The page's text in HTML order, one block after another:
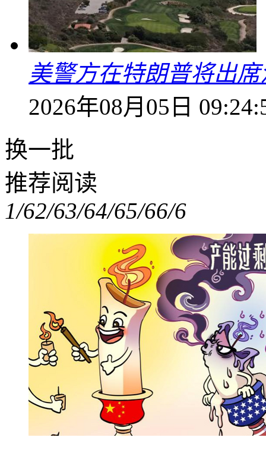
美警方在特朗普将出
2026年08月05日
换一批
推荐阅读
1/62/63/64/65/66/6